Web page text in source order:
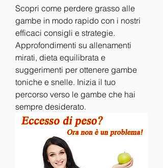
Scopri come perdere grasso alle
gambe in modo rapido con i nostri
efficaci consigli e strategie.
Approfondimenti su allenamenti
mirati, dieta equilibrata e
suggerimenti per ottenere gambe
toniche e snelle. Inizia il tuo
percorso verso le gambe che hai
sempre desiderato.